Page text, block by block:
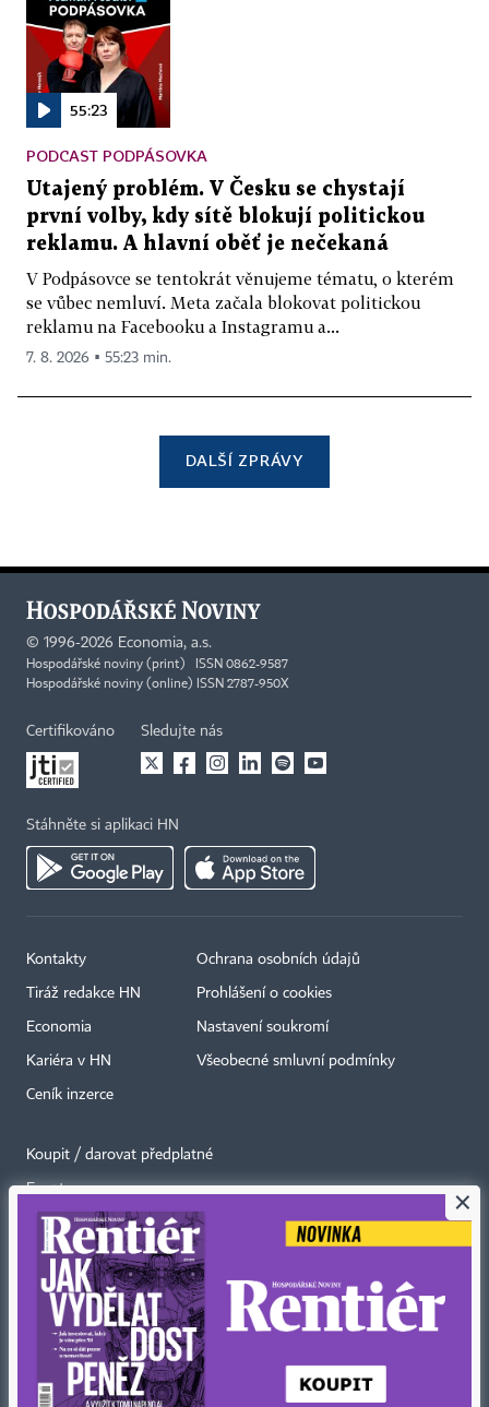
55:23
PODCAST PODPÁSOVKA
Utajený problém. V Česku se chystají
první volby, kdy sítě blokují politickou
reklamu. A hlavní oběť je nečekaná
V Podpásovce se tentokrát věnujeme tématu, o kterém
se vůbec nemluví. Meta začala blokovat politickou
reklamu na Facebooku a Instagramu a...
7. 8. 2026 ▪ 55:23 min.
DALŠÍ ZPRÁVY
© 1996-2026 Economia, a.s.
Hospodářské noviny (print) ISSN 0862-9587
Hospodářské noviny (online) ISSN 2787-950X
Certifikováno Sledujte nás
Stáhněte si aplikaci HN
Kontakty
Tiráž redakce HN
Economia
Kariéra v HN
Ceník inzerce
Ochrana osobních údajů
Prohlášení o cookies
Nastavení soukromí
Všeobecné smluvní podmínky
Koupit / darovat předplatné
Eventy
Newslettery
RSS kanály
Autorská práva vykonává vydavatel. Bez písemného svolení vydavatele je
zakázáno jakékoli užití částí nebo celku díla, zejména rozmnožování a šíření
jakýmkoli způsobem, mechanickým nebo elektronickým, v českém nebo
jiném jazyce. Bez souhlasu vydavatele je zakázáno též rozmnožování
×